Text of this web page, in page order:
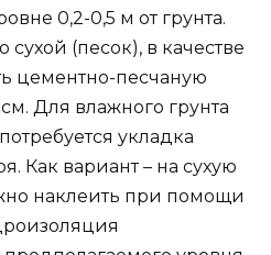
0,2-0,5 м от грунта.
сухой (песок), в качестве
цементно-песчаную
Для влажного грунта
укладка
Как вариант – на сухую
наклеить при помощи